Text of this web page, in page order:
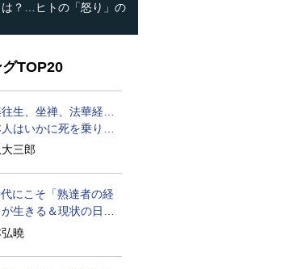
は？…ヒトの「怒り」の
TOP20
生、坐禅、法華経…
はいかに死を乗り越
三郎
にこそ「熟達者の経
生きる＆現状の日本
実情は
曉